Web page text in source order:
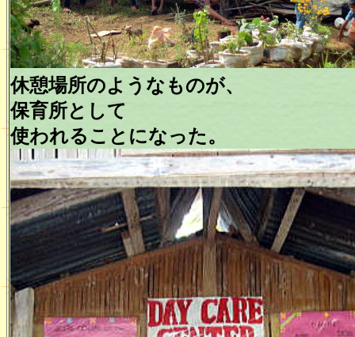
休憩場所のようなものが、
保育所として
使われることになった。